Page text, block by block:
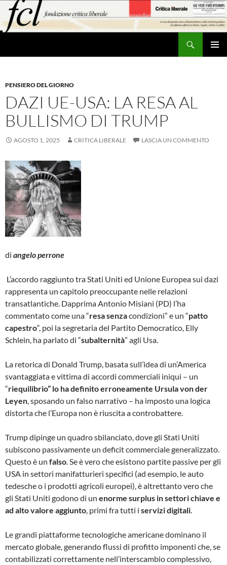
contenuto
PENSIERO DEL GIORNO
DAZI UE-USA: LA RESA AL
BULLISMO DI TRUMP
AGOSTO 1, 2025 CRITICA LIBERALE LASCIA UN COMMENTO
di angelo perrone
L’accordo raggiunto tra Stati Uniti ed Unione Europea sui dazi
rappresenta un capitolo preoccupante nelle relazioni
transatlantiche. Dapprima Antonio Misiani (PD) l’ha
commentato come una “resa senzacondizioni” e un “patto
capestro“, poi la segretaria del Partito Democratico, Elly
Schlein, ha parlato di “subalternità” agli Usa.
La retorica di Donald Trump, basata sull’idea di un’America
svantaggiata e vittima di accordi commerciali iniqui – un
“riequilibrio” lo ha definito erroneamente Ursula von der
Leyen , sposando un falso narrativo – ha imposto una logica
distorta che l’Europa non è riuscita a controbattere.
Trump dipinge un quadro sbilanciato, dove gli Stati Uniti
subiscono passivamente un deficit commerciale generalizzato.
Questo è un falso . Se è vero che esistono partite passive per gli
USA in settori manifatturieri specifici (ad esempio, le auto
tedesche o i prodotti agricoli europei), è altrettanto vero che
gli Stati Uniti godono di un enorme surplus in settori chiave e
ad alto valore aggiunto , primi fra tutti i servizi digitali
Le grandi piattaforme tecnologiche americane dominano il
mercato globale, generando flussi di profitto imponenti che, se
contabilizzati correttamente nell’interscambio complessivo,